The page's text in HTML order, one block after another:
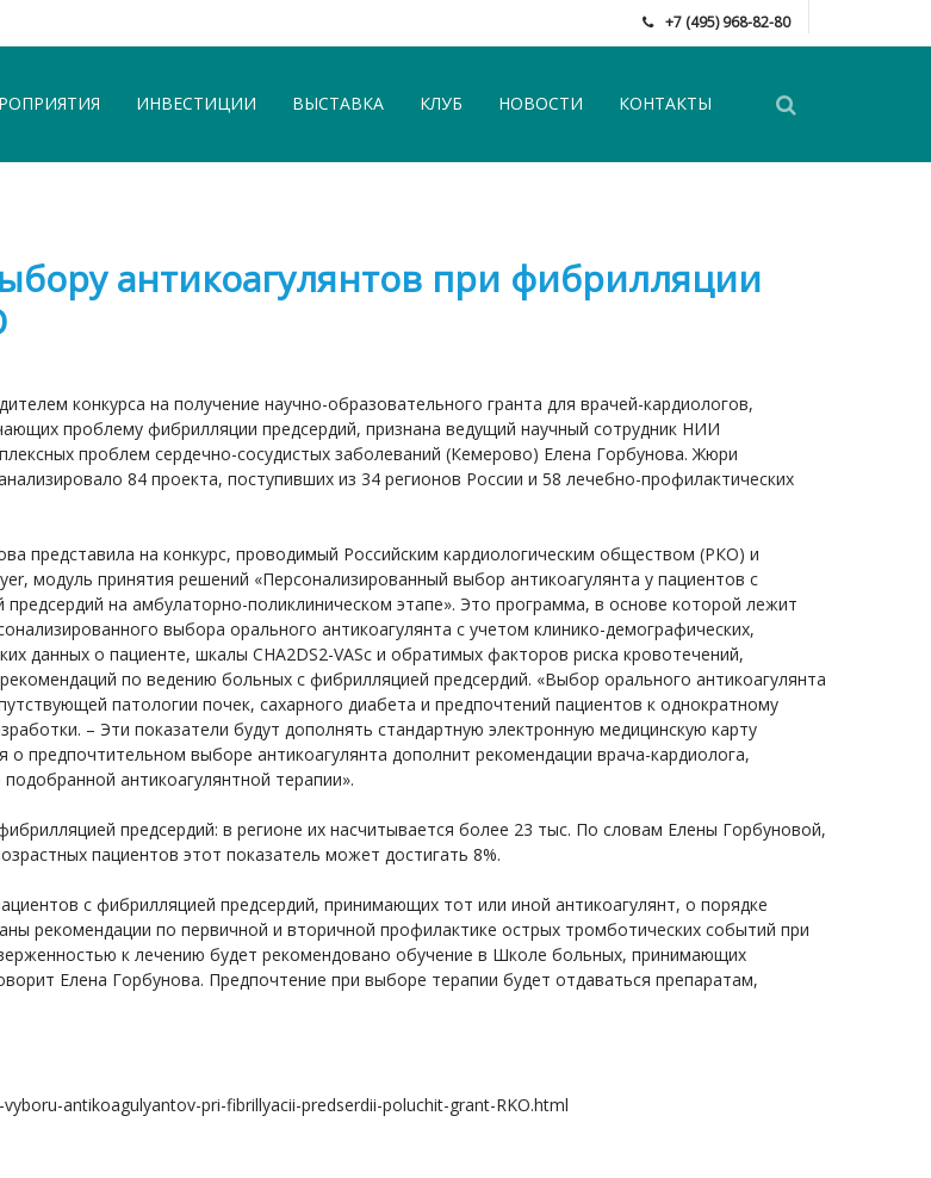
+7 (495) 968-82-80
ИНВЕСТИЦИИ ВЫСТАВКА КЛУБ НОВОСТИ КОНТАКТЫ
антикоагулянтов при фибрилляции
конкурса на получение научно-образовательного гранта для врачей-кардиологов,
проблему фибрилляции предсердий, признана ведущий научный сотрудник НИИ
проблем сердечно-сосудистых заболеваний (Кемерово) Елена Горбунова. Жюри
84 проекта, поступивших из 34 регионов России и 58 лечебно-профилактических
представила на конкурс, проводимый Российским кардиологическим обществом (РКО) и
модуль принятия решений «Персонализированный выбор антикоагулянта у пациентов с
предсердий на амбулаторно-поликлиническом этапе». Это программа, в основе которой лежит
выбора орального антикоагулянта с учетом клинико-демографических,
данных о пациенте, шкалы CHA2DS2-VASс и обратимых факторов риска кровотечений,
по ведению больных с фибрилляцией предсердий. «Выбор орального антикоагулянта
патологии почек, сахарного диабета и предпочтений пациентов к однократному
– Эти показатели будут дополнять стандартную электронную медицинскую карту
предпочтительном выборе антикоагулянта дополнит рекомендации врача-кардиолога,
антикоагулянтной терапии».
предсердий: в регионе их насчитывается более 23 тыс. По словам Елены Горбуновой,
пациентов этот показатель может достигать 8%.
с фибрилляцией предсердий, принимающих тот или иной антикоагулянт, о порядке
рекомендации по первичной и вторичной профилактике острых тромботических событий при
к лечению будет рекомендовано обучение в Школе больных, принимающих
Елена Горбунова. Предпочтение при выборе терапии будет отдаваться препаратам,
antikoagulyantov-pri-fibrillyacii-predserdii-poluchit-grant-RKO.html